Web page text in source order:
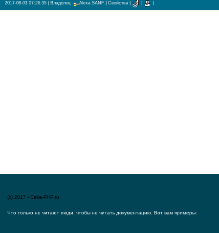
2017-08-03 07:26:35 | Владелец: Alexa SANF Свойства
(c) 2017 - Cake-PHP.ru
Что только не читают люди, чтобы не читать документацию. Вот вам примеры: